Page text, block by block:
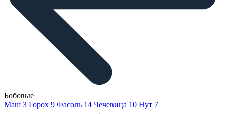
Бобовые
Маш 3 Горох 9 Фасоль 14 Чечевица 10 Нут 7